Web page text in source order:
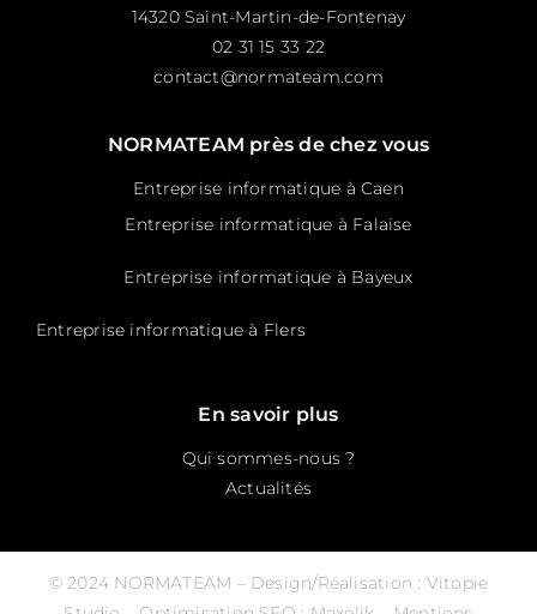
14320 Saint-Martin-de-Fontenay
02 31 15 33 22
contact@normateam.com
NORMATEAM près de chez vous
Entreprise informatique à Caen
Entreprise informatique à Falaise
Entreprise informatique à Bayeux
Entreprise informatique à Flers
En savoir plus
Qui sommes-nous ?
Actualités
© 2024 NORMATEAM – Design/Réalisation : Vitopie